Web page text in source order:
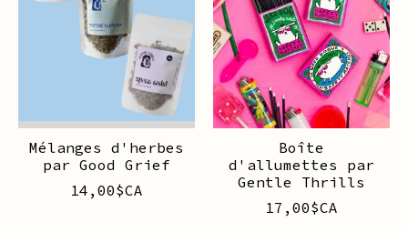
Mélanges d'herbes
par Good Grief
14,00$CA
Boîte
d'allumettes par
Gentle Thrills
17,00$CA